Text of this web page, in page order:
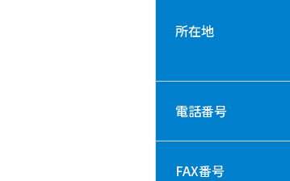
所在地
電話番号
FAX番号